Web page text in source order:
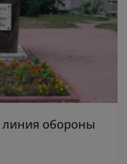
обороны